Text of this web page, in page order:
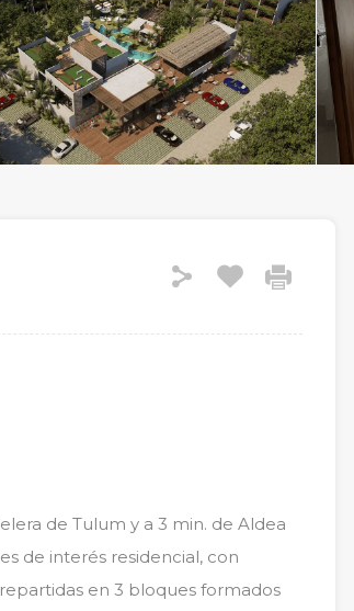
de Tulum y a 3 min. de Aldea
de interés residencial, con
en 3 bloques formados